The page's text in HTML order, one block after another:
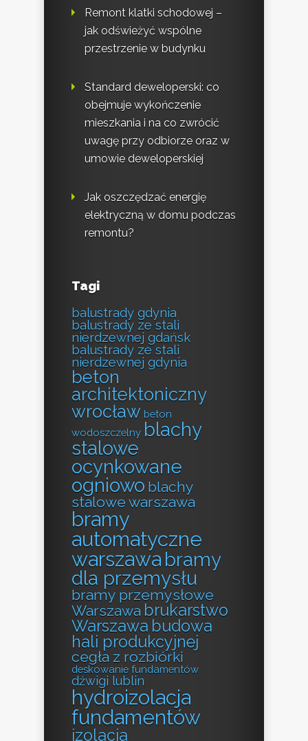
Remont klatki schodowej –
jak odświeżyć wspólne
przestrzenie w budynku
Standard deweloperski: co
obejmuje wykończenie
mieszkania i na co zwrócić
uwagę przy odbiorze oraz w
umowie deweloperskiej
Jak oszczędzać energię
elektryczną w domu podczas
remontu?
Tagi
balustrady gdynia
balustrady ze stali
nierdzewnej gdańsk
balustrady ze stali
nierdzewnej gdynia
beton
architektoniczny
wrocław beton
wodoszczelny blachy
stalowe
ocynkowane
ogniowo blachy
stalowe warszawa
bramy
automatyczne
warszawa bramy
dla przemysłu
bramy przemysłowe
Warszawa brukarstwo
Warszawa budowa
hali produkcyjnej
cegła z rozbiórki
deskowanie fundamentów
dźwigi lublin
hydroizolacja
fundamentów
izolacja